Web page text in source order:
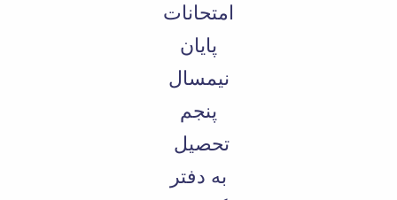
امتحانات
پایان
نیمسال
پنجم
تحصیل
به دفتر